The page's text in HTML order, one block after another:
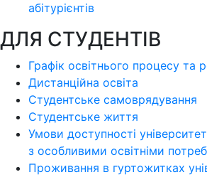
абітурієнтів
ДЛЯ СТУДЕНТІВ
Графік освітнього процесу та
Дистанційна освіта
Студентське самоврядування
Студентське життя
Умови доступності
з особливими освітніми
Проживання в гуртожитках